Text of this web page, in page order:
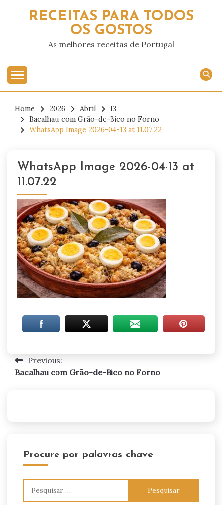
RECEITAS PARA TODOS
OS GOSTOS
As melhores receitas de Portugal
Home 2026 Abril
13
Bacalhau com Grão-de-Bico no Forno
WhatsApp Image 2026-04-13 at 11.07.22
WhatsApp Image 2026-04-13 at
11.07.22
Navegação
Previous:
Bacalhau com Grão-de-Bico no Forno
Procure por palavras chave